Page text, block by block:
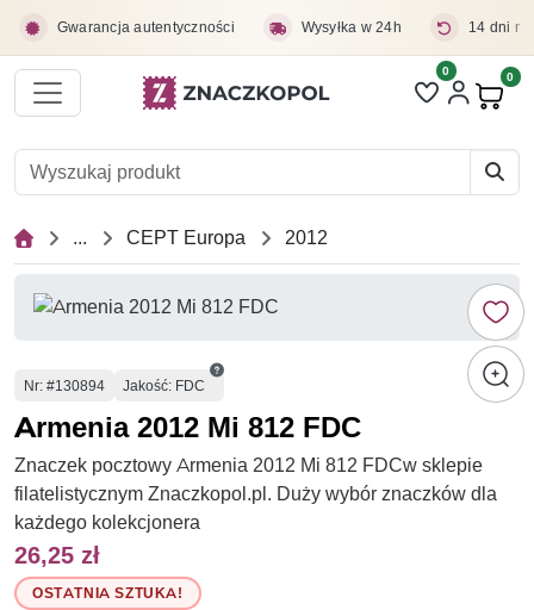
Gwarancja autentyczności Wysyłka w 24h 14 dni
Liczba pozycji
0 0
... CEPT Europa 2012
Numer
Nr: #130894 Jakość: FDC
Armenia 2012 Mi 812 FDC
Znaczek pocztowy Armenia 2012 Mi 812 FDCw sklepie
filatelistycznym Znaczkopol.pl. Duży wybór znaczków dla
każdego kolekcjonera
26,25 zł
OSTATNIA SZTUKA!